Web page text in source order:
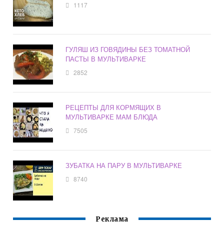
1117
ГУЛЯШ ИЗ ГОВЯДИНЫ БЕЗ ТОМАТНОЙ
ПАСТЫ В МУЛЬТИВАРКЕ
2852
РЕЦЕПТЫ ДЛЯ КОРМЯЩИХ В
МУЛЬТИВАРКЕ МАМ БЛЮДА
7505
ЗУБАТКА НА ПАРУ В МУЛЬТИВАРКЕ
8740
Реклама